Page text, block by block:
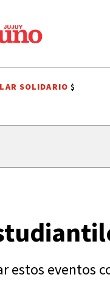
PORTUARIO
SOLIDARIO$
estos eventos